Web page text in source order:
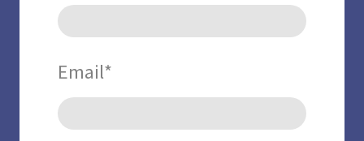
Email*